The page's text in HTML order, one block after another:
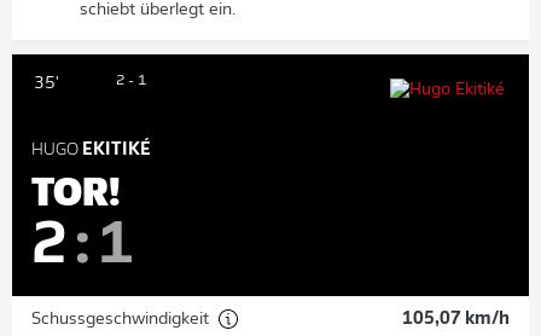
schiebt überlegt ein.
35' 2 - 1
HUGO EKITIKÉ
TOR!
2: 1
Schussgeschwindigkeit 105,07 km/h